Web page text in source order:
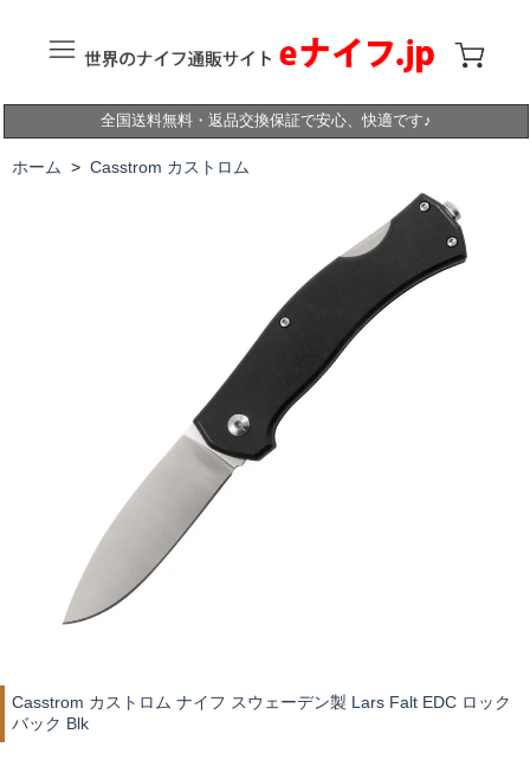
全国送料無料・返品交換保証で安心、快適です♪
ホーム > Casstrom カストロム
Casstrom カストロム ナイフ スウェーデン製 Lars Falt EDC ロック
バック Blk